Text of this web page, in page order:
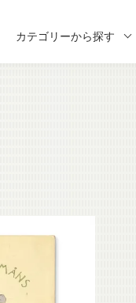
カテゴリーから探す